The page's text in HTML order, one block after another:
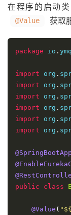
在程序的启动类
@Value 获取
package io . ymq
import org .
import org .
import org .
import org .
import org .
import org .
public
class
@Value (